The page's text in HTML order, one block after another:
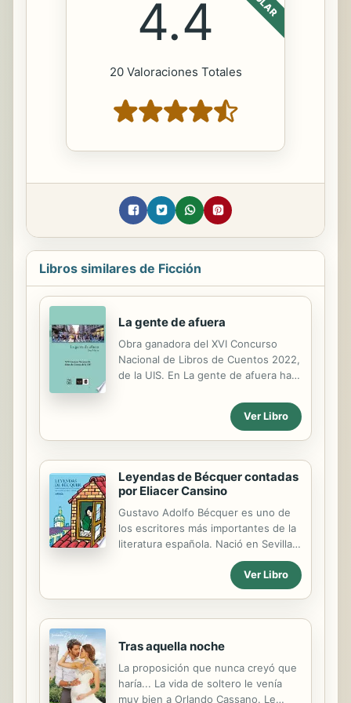
4.4
20 Valoraciones Totales
Libros similares de Ficción
La gente de afuera
Obra ganadora del XVI Concurso
Nacional de Libros de Cuentos 2022,
de la UIS. En La gente de afuera hay
estructuras narrativas de gran
riqueza. Los personajes se revelan
en sus voces con una coherencia tal
lee. Son seres reales, con una
belleza que nace de sus
imperfecciones, de las que surgen
las situaciones, con tintes
dramáticos, cómicos y hasta trágicos,
así no haya heroísmo entre ellos.
Ver Libro
Leyendas de Bécquer contadas
por Eliacer Cansino
Gustavo Adolfo Bécquer es uno de
los escritores más importantes de la
literatura española. Nació en Sevilla,
y cuando tenía tu misma edad aún no
sabía si quería ser pintor o escritor,
hasta que se hizo mayor y decidió
poemas de amor, y también viajó por
historias y relatos conservados en la
tradición y en la memoria de la
gente. Con todo lo que escuchó
escribió un libro titulado Leyendas,
Ver Libro
Tras aquella noche
La proposición que nunca creyó que
haría... La vida de soltero le venía
muy bien a Orlando Cassano. Le